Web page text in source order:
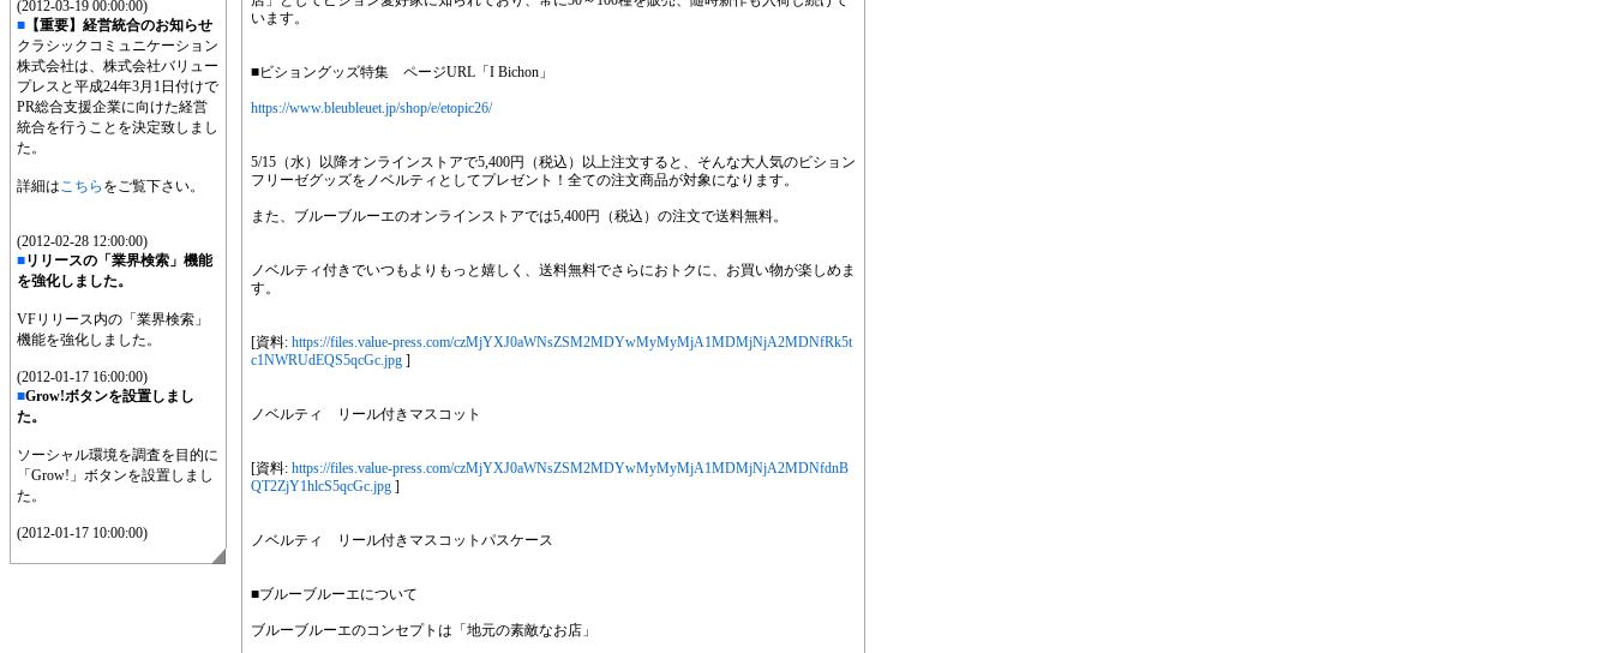
(2012-03-19 00:00:00)
■ 【重要】経営統合のお知らせ
クラシックコミュニケーション
株式会社は、株式会社バリュー
プレスと平成24年3月1日付けで
PR総合支援企業に向けた経営
統合を行うことを決定致しまし
た。
詳細はこちら をご覧下さい。
(2012-02-28 12:00:00)
■リリースの「業界検索」機能
を強化しました。
VFリリース内の「業界検索」
機能を強化しました。
(2012-01-17 16:00:00)
■Grow!ボタンを設置しまし
た。
ソーシャル環境を調査を目的に
「Grow!」ボタンを設置しまし
た。
(2012-01-17 10:00:00)
います。
■ビショングッズ特集 ページURL「I Bichon」
https://www.bleubleuet.jp/shop/e/etopic26/
5/15（水）以降オンラインストアで5,400円（税込）以上注文すると、そんな大人気のビション
フリーゼグッズをノベルティとしてプレゼント！全ての注文商品が対象になります。
また、ブルーブルーエのオンラインストアでは5,400円（税込）の注文で送料無料。
ノベルティ付きでいつもよりもっと嬉しく、送料無料でさらにおトクに、お買い物が楽しめま
す。
[資料: https://files.value-press.com/czMjYXJ0aWNsZSM2MDYwMyMyMjA1MDMjNjA2MDNfRk5t
c1NWRUdEQS5qcGc.jpg ]
ノベルティ リール付きマスコット
[資料: https://files.value-press.com/czMjYXJ0aWNsZSM2MDYwMyMyMjA1MDMjNjA2MDNfdnB
QT2ZjY1hlcS5qcGc.jpg ]
ノベルティ リール付きマスコットパスケース
■ブルーブルーエについて
ブルーブルーエのコンセプトは「地元の素敵なお店」